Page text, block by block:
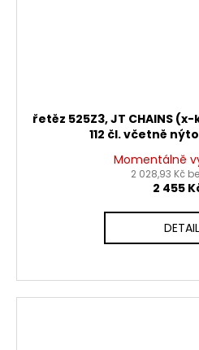
řetěz 525Z3, JT CHAINS
112 čl. včetně
Momentálně
2 028,93 Kč
2 455
DETAIL